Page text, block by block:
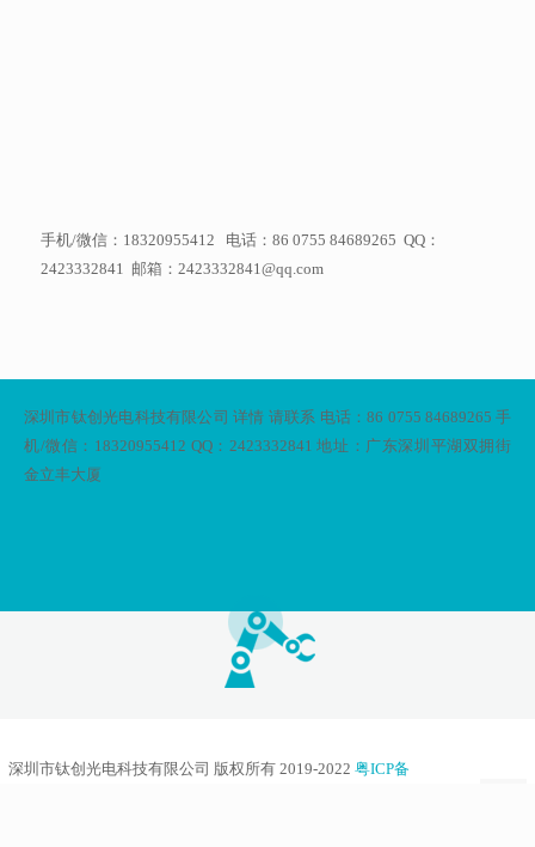
手机/微信：18320955412 电话：86 0755 84689265 QQ：
2423332841 邮箱：2423332841@qq.com
深圳市钛创光电科技有限公司 详情 请联系 电话：86 0755 84689265 手
机/微信：18320955412 QQ：2423332841 地址：广东深圳平湖双拥街
金立丰大厦
深圳市钛创光电科技有限公司 版权所有 2019-2022粤ICP备